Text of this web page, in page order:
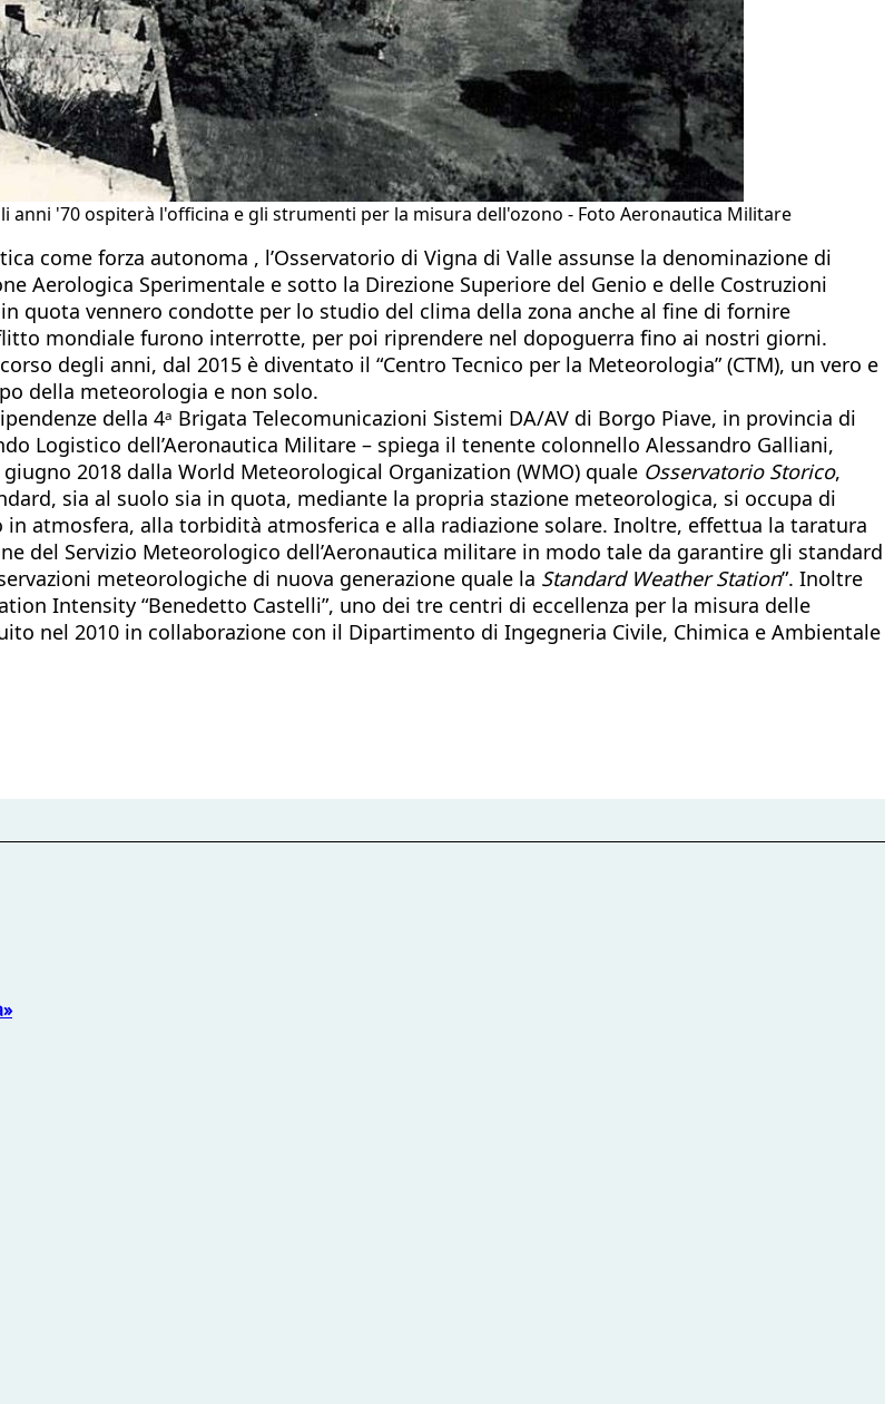
anni '70 ospiterà l'officina e gli strumenti per la misura dell'ozono - Foto Aeronautica Militare
come forza autonoma , l’Osservatorio di Vigna di Valle assunse la denominazione di
Aerologica Sperimentale e sotto la Direzione Superiore del Genio e delle Costruzioni
quota vennero condotte per lo studio del clima della zona anche al fine di fornire
mondiale furono interrotte, per poi riprendere nel dopoguerra fino ai nostri giorni.
degli anni, dal 2015 è diventato il “Centro Tecnico per la Meteorologia” (CTM), un vero e
della meteorologia e non solo.
della 4ᵃ Brigata Telecomunicazioni Sistemi DA/AV di Borgo Piave, in provincia di
Logistico dell’Aeronautica Militare – spiega il tenente colonnello Alessandro Galliani,
2018 dalla World Meteorological Organization (WMO) quale Osservatorio Storico,
sia al suolo sia in quota, mediante la propria stazione meteorologica, si occupa di
atmosfera, alla torbidità atmosferica e alla radiazione solare. Inoltre, effettua la taratura
del Servizio Meteorologico dell’Aeronautica militare in modo tale da garantire gli standard
meteorologiche di nuova generazione quale la Standard Weather Station”. Inoltre
Intensity “Benedetto Castelli”, uno dei tre centri di eccellenza per la misura delle
nel 2010 in collaborazione con il Dipartimento di Ingegneria Civile, Chimica e Ambientale